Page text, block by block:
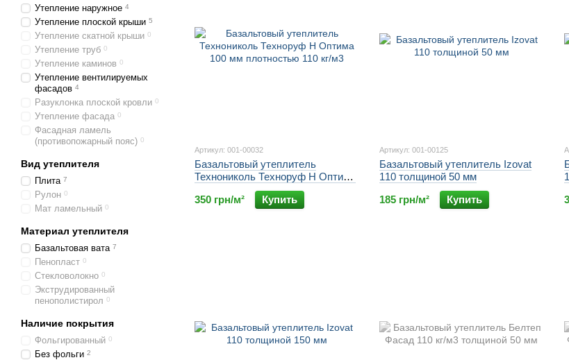
Артикул: 001-00032
Базальтовый утеплитель
Технониколь Техноруф Н Оптима
100 мм плотностью 110 кг/м3
350 грн/м²
Купить
Артикул: 001-00125
Базальтовый утеплитель Izovat
110 толщиной 50 мм
185 грн/м²
Купить
Утепление наружное 4
Утепление плоской крыши 5
Утепление скатной крыши 0
Утепление труб 0
Утепление каминов 0
Утепление вентилируемых
фасадов 4
Разуклонка плоской кровли 0
Утепление фасада 0
Фасадная ламель
(противопожарный пояс) 0
Вид утеплителя
Плита 7
Рулон 0
Мат ламельный 0
Материал утеплителя
Базальтовая вата 7
Пенопласт 0
Стекловолокно 0
Экструдированный
пенополистирол 0
Наличие покрытия
Фольгированный 0
Без фольги 2